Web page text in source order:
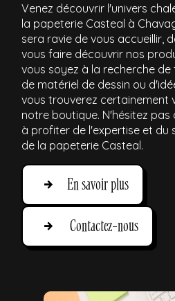
Venez découvrir l'univers
la papeterie Casteal à
sera ravie de vous accueillir,
vous faire découvrir nos
vous soyez à la recherche de
de matériel de dessin ou
vous trouverez certainement
notre boutique. N'hésitez pas
à profiter de l'expertise et du
de la papeterie Casteal.
En savoir plus
Contactez-nous